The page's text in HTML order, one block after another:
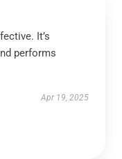
It’s
performs
Apr 19, 2025